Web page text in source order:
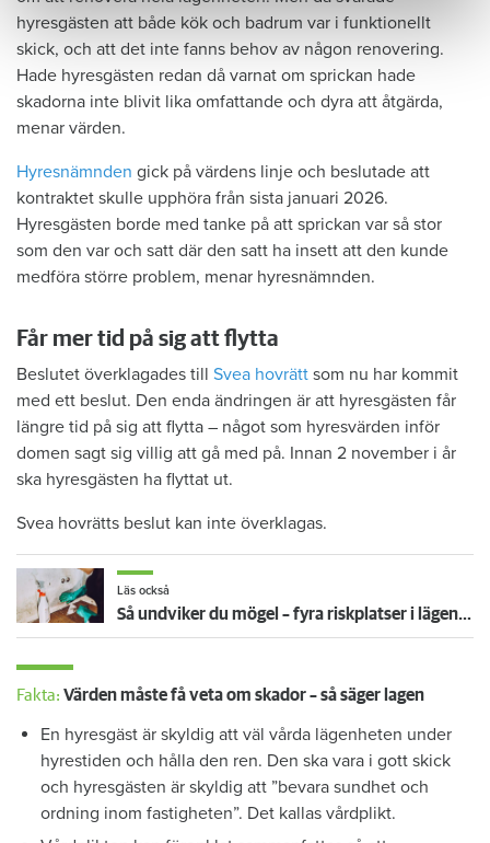
hyresgästen att både kök och badrum var i funktionellt
skick, och att det inte fanns behov av någon renovering.
Hade hyresgästen redan då varnat om sprickan hade
skadorna inte blivit lika omfattande och dyra att åtgärda,
menar värden.
Hyresnämnden gick på värdens linje och beslutade att
kontraktet skulle upphöra från sista januari 2026.
Hyresgästen borde med tanke på att sprickan var så stor
som den var och satt där den satt ha insett att den kunde
medföra större problem, menar hyresnämnden.
Får mer tid på sig att flytta
Beslutet överklagades till Svea hovrätt som nu har kommit
med ett beslut. Den enda ändringen är att hyresgästen får
längre tid på sig att flytta – något som hyresvärden inför
domen sagt sig villig att gå med på. Innan 2 november i år
ska hyresgästen ha flyttat ut.
Svea hovrätts beslut kan inte överklagas.
Läs också
Så undviker du mögel – fyra riskplatser i lägenheten: ”Måste städa bort”
Fakta: Värden måste få veta om skador – så säger lagen
En hyresgäst är skyldig att väl vårda lägenheten under
hyrestiden och hålla den ren. Den ska vara i gott skick
och hyresgästen är skyldig att ”bevara sundhet och
ordning inom fastigheten”. Det kallas vårdplikt.